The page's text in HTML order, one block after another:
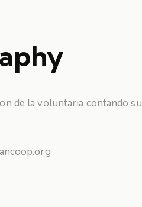
de la voluntaria contando su